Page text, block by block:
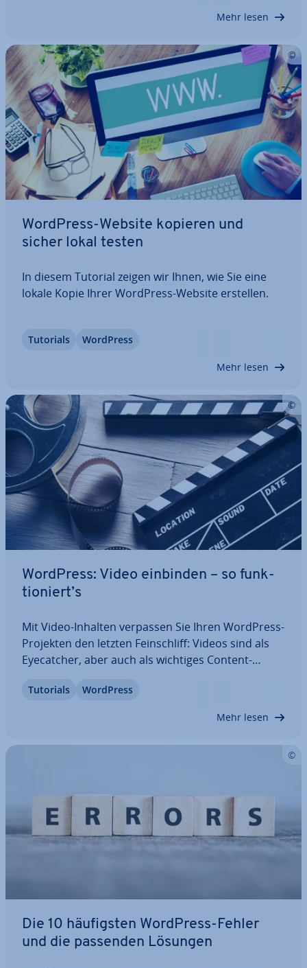
Mehr lesen
WordPress-Website kopieren und
sicher lokal testen
In diesem Tutorial zeigen wir Ihnen, wie Sie eine
lokale Kopie Ihrer WordPress-Website erstellen.
Tutorials WordPress
Mehr lesen
WordPress: Video einbinden – so funk­
tio­niert’s
Mit Video-Inhalten verpassen Sie Ihren WordPress-
Projekten den letzten Fein­schliff: Videos sind als
Eye­cat­cher, aber auch als wichtiges Content-
Artikel erfahren Sie, welche Mög­lich­kei­ten
Tutorials WordPress
Mehr lesen
Die 10 häu­figs­ten WordPress-Fehler
und die passenden Lösungen